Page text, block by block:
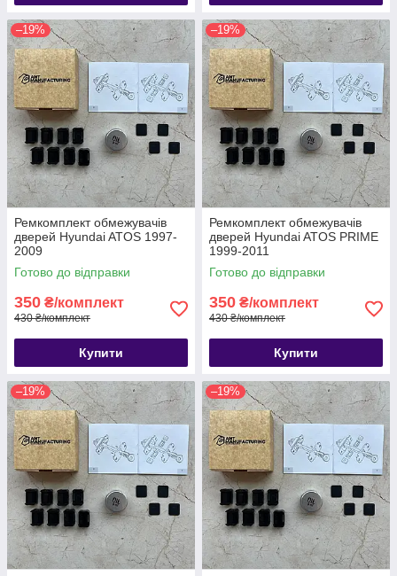
–19%
Ремкомплект обмежувачів
дверей Hyundai ATOS 1997-
2009
Готово до відправки
350 ₴/комплект
430 ₴/комплект
Купити
–19%
Ремкомплект обмежувачів
дверей Hyundai ATOS PRIME
1999-2011
Готово до відправки
350 ₴/комплект
430 ₴/комплект
Купити
–19% –19%